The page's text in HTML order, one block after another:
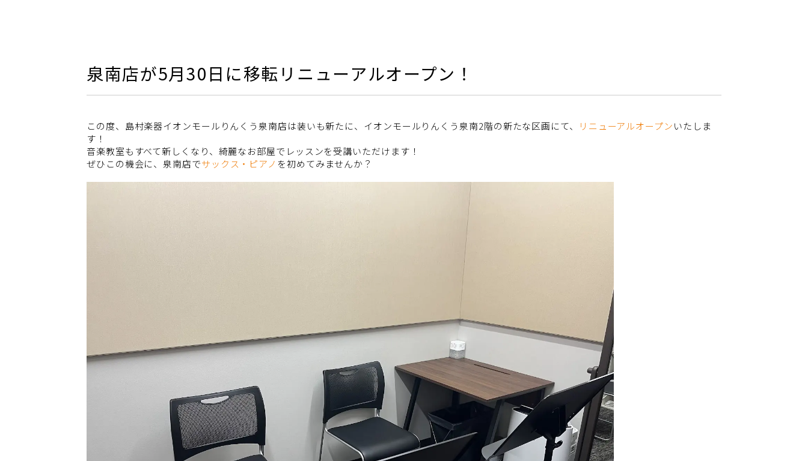
泉南店が5月30日に移転リニューアルオープン！
この度、島村楽器イオンモールりんくう泉南店は装いも新たに、イオンモールりんくう泉南2階の新たな区画にて、 リニューアルオープンいたしま
す！
音楽教室もすべて新しくなり、綺麗なお部屋でレッスンを受講いただけます！
ぜひこの機会に、泉南店でサックス・ピアノ を初めてみませんか？